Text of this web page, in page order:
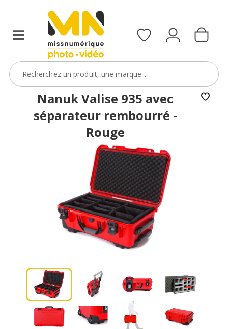
Pack
la
sélectionNanuk Valise 935 avec
séparateur rembourré -
Rouge